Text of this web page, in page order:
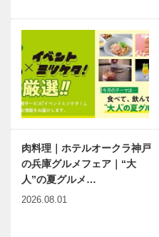
肉料理｜ホテルオークラ神戸
の兵庫グルメフェア｜“大
人”の夏グルメ…
2026.08.01